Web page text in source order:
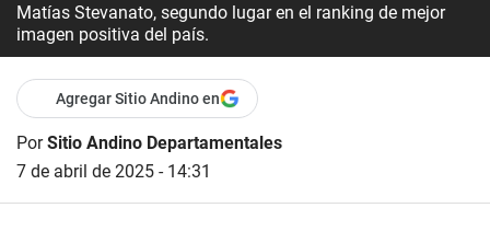
Matías Stevanato, segundo lugar en el ranking de mejor
imagen positiva del país.
Agregar Sitio Andino en
PorSitio Andino Departamentales
7 de abril de 2025 - 14:31